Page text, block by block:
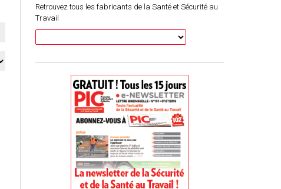
Retrouvez tous les fabricants de la Santé et Sécurité au
Travail